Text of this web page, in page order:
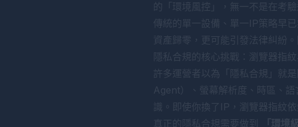
的「環境風控」，無一不是在考
傳統的單一設備、單一IP策略早
資產歸零，更可能引發法律糾紛
隱私合規的核心挑戰：瀏覽器指
許多運營者以為「隱私合規」就
Agent）、螢幕解析度、時區、
識。即使你換了IP，瀏覽器指紋
真正的隱私合規需要做到
「環境